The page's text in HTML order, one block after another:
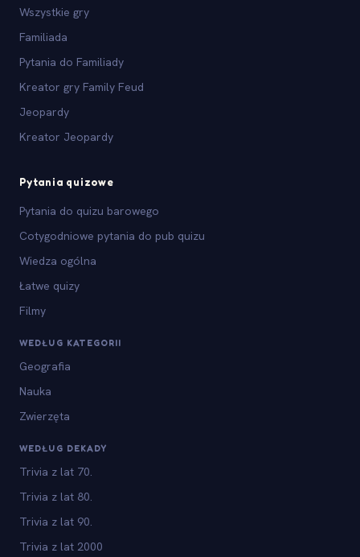
Wszystkie gry
Familiada
Pytania do Familiady
Kreator gry Family Feud
Jeopardy
Kreator Jeopardy
Pytania quizowe
Pytania do quizu barowego
Cotygodniowe pytania do pub quizu
Wiedza ogólna
Łatwe quizy
Filmy
WEDŁUG KATEGORII
Geografia
Nauka
Zwierzęta
WEDŁUG DEKADY
Trivia z lat 70.
Trivia z lat 80.
Trivia z lat 90.
Trivia z lat 2000